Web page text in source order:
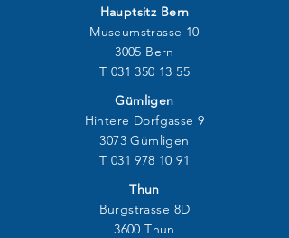
Hauptsitz Bern
Museumstrasse 10
3005 Bern
T 031 350 13 55
Gümligen
Hintere Dorfgasse 9
3073 Gümligen
T 031 978 10 91
Thun
Burgstrasse 8D
3600 Thun